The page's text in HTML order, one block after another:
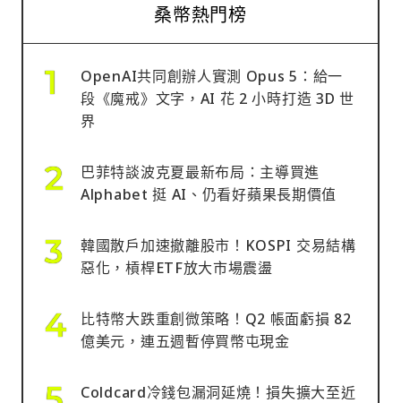
桑幣熱門榜
OpenAI共同創辦人實測 Opus 5：給一
段《魔戒》文字，AI 花 2 小時打造 3D 世
界
巴菲特談波克夏最新布局：主導買進
Alphabet 挺 AI、仍看好蘋果長期價值
韓國散戶加速撤離股市！KOSPI 交易結構
惡化，槓桿ETF放大市場震盪
比特幣大跌重創微策略！Q2 帳面虧損 82
億美元，連五週暫停買幣屯現金
Coldcard冷錢包漏洞延燒！損失擴大至近